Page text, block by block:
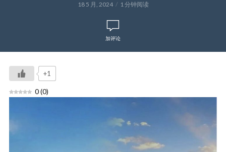
18 5 月, 2024 1 分钟阅读
加评论
+1
0(0)